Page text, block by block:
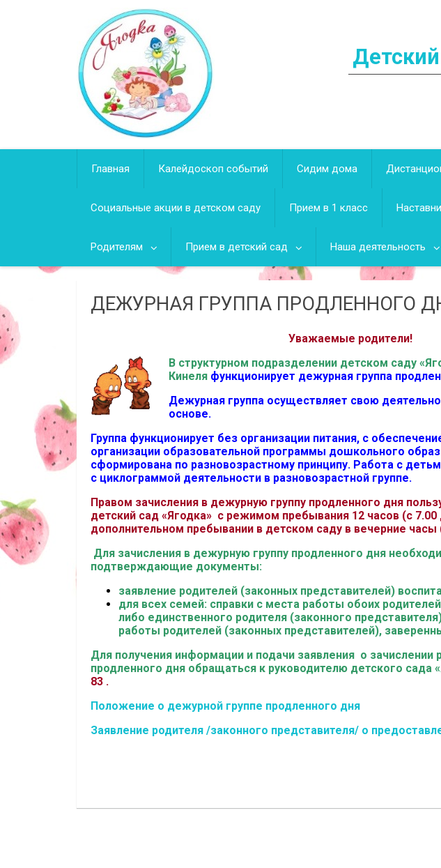
Главная Калейдоскоп событий Сидим дома
Социальные акции в детском саду Прием в 1 класс
Родителям Прием в детский сад Наша деятельность
ДЕЖУРНАЯ ГРУППА ПРОДЛЕННОГО
Уважаемые родители!
В структурном подразделении детском саду
Кинеля функционирует дежурная группа
Дежурная группа осуществляет свою
основе.
Группа функционирует без организации питания, с
организации образовательной программы дошкольного
сформирована по разновозрастному принципу. Работа с
с циклограммой деятельности в разновозрастной группе.
Правом зачисления в дежурную группу продленного дня
детский сад «Ягодка» с режимом пребывания 12 часов (с
дополнительном пребывании в детском саду в вечерние часы
Для зачисления в дежурную группу продленного дня
подтверждающие документы:
заявление родителей (законных представителей)
для всех семей: справки с места работы обоих
либо единственного родителя (законного
работы родителей (законных представителей),
Для получения информации и подачи заявления о зачислении
продленного дня обращаться к руководителю детского сада
83 .
Положение о дежурной группе продленного дня
Заявление родителя /законного представителя/ о